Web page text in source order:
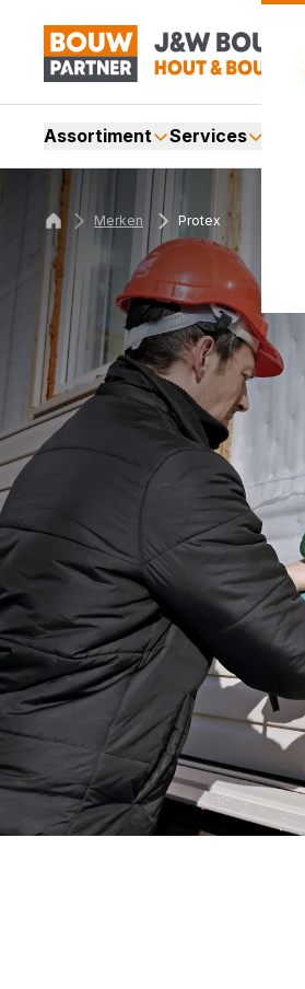
Assortiment Services
Merken Protex